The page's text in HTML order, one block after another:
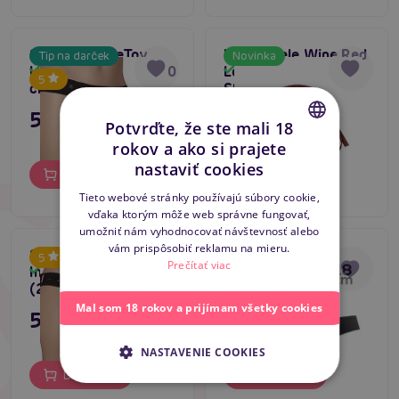
Tip na darček
5
Strap on LoveToy
Ingen Hollow G 8″ (20
cm)
Skladom
55,80 €
Novinka
Liebe Seele Wine Red
Leather Universal
Strap-On Harness,
kožený strap-on
postroj
Skladom
39,80 €
Do košíka
5
Strap on LoveToy
Ingen Hollow Big 8.5″
(21 cm)
Skladom
55,80 €
Do košíka
Mistress Silicone
Strap-on (18 cm,
Black)
33,96 €
CZECH
ENGLISH
Potvrďte, že ste mali 18
rokov a ako si prajete
nastaviť cookies
Tieto webové stránky používajú súbory cookie,
vďaka ktorým môže web správne fungovať,
umožniť nám vyhodnocovať návštevnosť alebo
vám prispôsobiť reklamu na mieru.
Prečítať viac
Mal som 18 rokov a prijímam všetky cookies
NASTAVENIE COOKIES